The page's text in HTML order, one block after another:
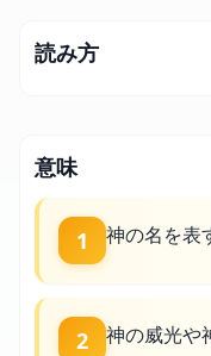
読み方
意味
1 神の名を表
2 神の威光や